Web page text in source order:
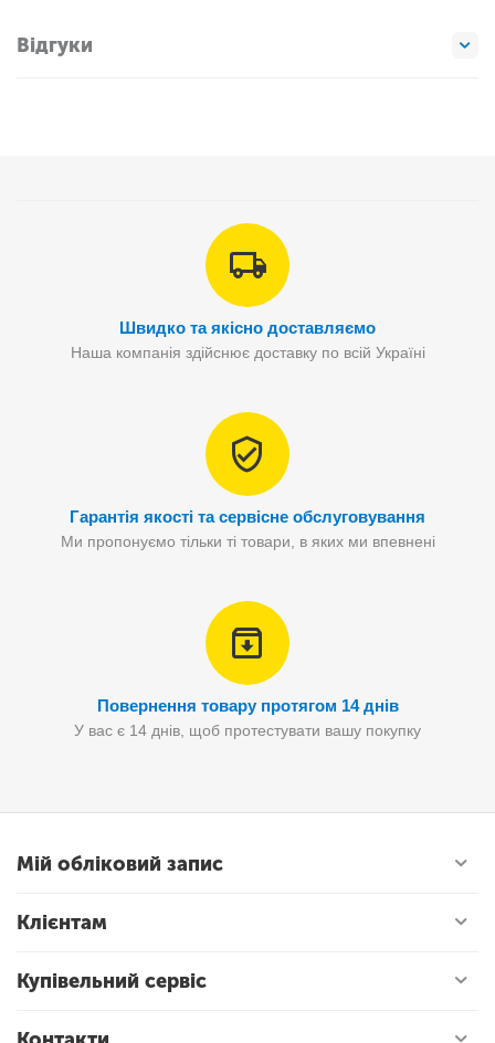
Відгуки
Швидко та якісно доставляємо
Наша компанія здійснює доставку по всій Україні
Гарантія якості та сервісне обслуговування
Ми пропонуємо тільки ті товари, в яких ми впевнені
Повернення товару протягом 14 днів
У вас є 14 днів, щоб протестувати вашу покупку
Мій обліковий запис
Клієнтам
Купівельний сервіс